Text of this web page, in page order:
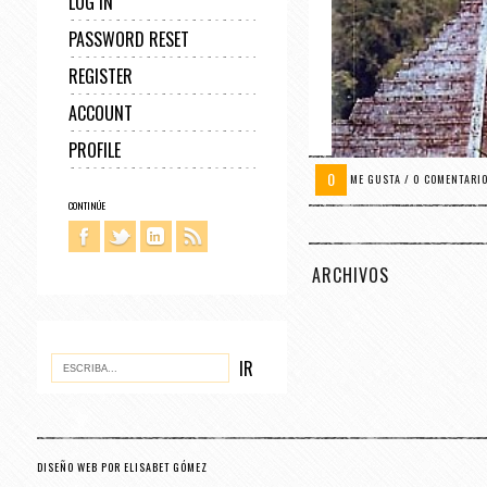
PASSWORD RESET
REGISTER
ACCOUNT
PROFILE
CONTINÚE
0 ME GUSTA / 0
ARCHIVOS
DISEÑO WEB POR ELISABET GÓMEZ